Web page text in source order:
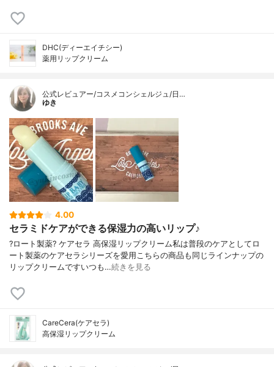
DHC(ディーエイチシー)
薬用リップクリーム
公式レビュアー/コスメコンシェルジュ/日…
ゆき
4.00
セラミドケアができる保湿力の高いリップ♪
?ロート製薬? ケアセラ 高保湿リップクリーム私は普段のケアとしてロ
ート製薬のケアセラシリーズを愛用こちらの商品も同じラインナップの
リップクリームですいつも…続きを見る
CareCera(ケアセラ)
高保湿リップクリーム